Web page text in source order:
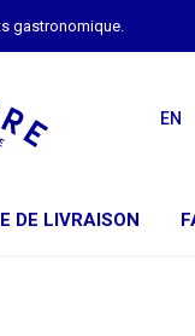
gastronomique.
EN
DE LIVRAISON